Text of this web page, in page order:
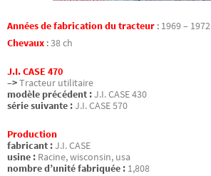
Années de fabrication du tracteur : 1969 – 1972
Chevaux :38 ch
J.I. CASE 470
–>Tracteur utilitaire
modèle précédent :J.I. CASE 430
série suivante :J.I. CASE 570
Production
fabricant :J.I. CASE
usine : Racine, wisconsin, usa
nombre d’unité fabriquée : 1,808